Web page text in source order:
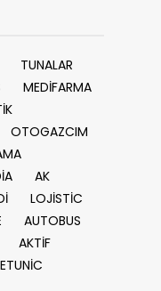
TUNALAR
MEDİFARMA
OTOGAZCIM
AK
LOJİSTİC
AUTOBUS
AKTİF